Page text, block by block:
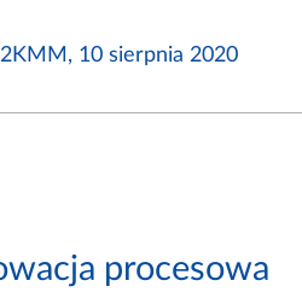
2KMM, 10 sierpnia 2020
procesowa